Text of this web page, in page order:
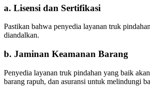
a. Lisensi dan Sertifikasi
Pastikan bahwa penyedia layanan truk
diandalkan.
b. Jaminan Keamanan Barang
Penyedia layanan truk pindahan yang baik
barang rapuh, dan asuransi untuk melindungi